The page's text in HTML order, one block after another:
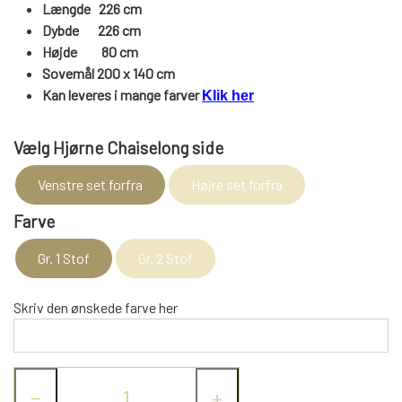
DAYBED/CHAISELONG
ENTRE
REOLER
REOL EDGE
REOL MISTRAL
REOL SIGN
VÆGPANELER
SPEJLE
VÆGPANELER
SPEJLE
VÆGPANELER
SPEJLE
VÆGPANELER
SPEJLE
PARKERING
MONTERING & LEVERING
OM OS
Længde 226 cm
Dybde 226 cm
Højde
80cm
Sovemål 200 x 140 cm
Kan leveres i mange farver Klik her
Vælg Hjørne Chaiselong side
Venstre set forfra Højre set forfra
Farve
Gr. 1 Stof Gr. 2 Stof
Skriv den ønskede farve her
− +